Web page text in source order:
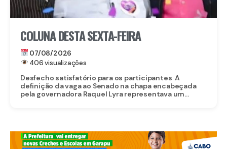
COLUNA DESTA SEXTA-FEIRA
07/08/2026
406 visualizações
Desfecho satisfatório para os participantes A
definição da vaga ao Senado na chapa encabeçada
pela governadora Raquel Lyra representava um...